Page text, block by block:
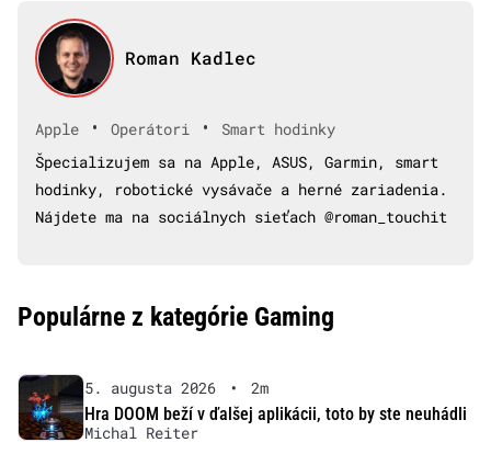
Roman Kadlec
Apple • Operátori •
Smart hodinky
Špecializujem sa na Apple, ASUS, Garmin, smart
hodinky, robotické vysávače a herné zariadenia.
Nájdete ma na sociálnych sieťach @roman_touchit
Populárne z kategórie Gaming
5. augusta 2026 •
2m
Hra DOOM beží v ďalšej aplikácii, toto by ste neuhádli
Michal Reiter